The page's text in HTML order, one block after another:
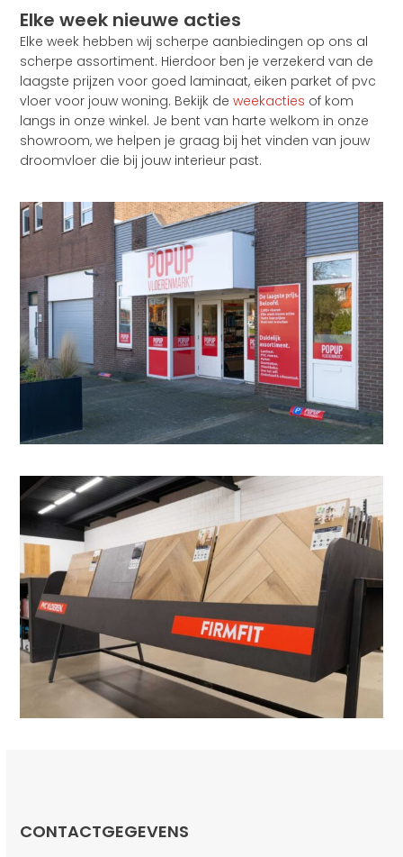
Elke week nieuwe acties
Elke week hebben wij scherpe aanbiedingen op ons al
scherpe assortiment. Hierdoor ben je verzekerd van de
laagste prijzen voor goed laminaat, eiken parket of pvc
vloer voor jouw woning. Bekijk de weekacties of kom
langs in onze winkel. Je bent van harte welkom in onze
showroom, we helpen je graag bij het vinden van jouw
droomvloer die bij jouw interieur past.
CONTACTGEGEVENS